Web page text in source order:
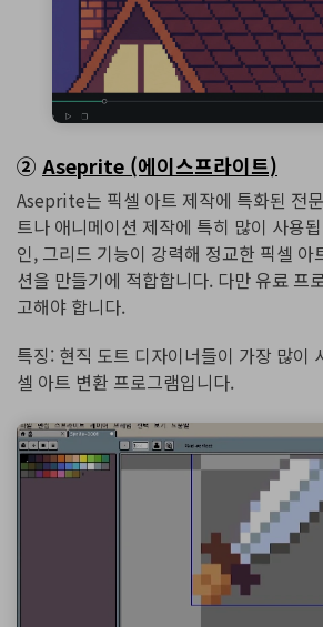
② Aseprite (에이스프라이트)
Aseprite는 픽셀 아트 제작에 특화된 전
트나 애니메이션 제작에 특히 많이 사용
인, 그리드 기능이 강력해 정교한 픽셀 아
션을 만들기에 적합합니다. 다만 유료 프
고해야 합니다.
특징: 현직 도트 디자이너들이 가장 많이
셀 아트 변환 프로그램입니다.